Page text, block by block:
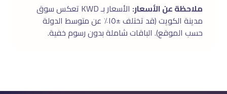
ملاحظة عن الأسعار:
الأسعار بـ KWD تعكس سوق
مدينة الكويت (قد تختلف ±١٥٪ عن متوسط الدولة
حسب الموقع). الباقات شاملة بدون رسوم خفية.